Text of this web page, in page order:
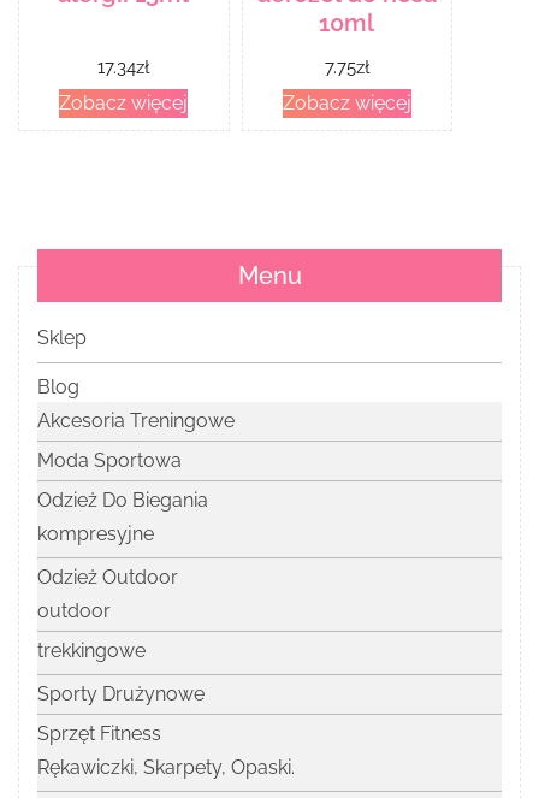
17.34zł
Zobacz więcej
10ml
7.75zł
Zobacz więcej
Menu
Sklep
Blog
Akcesoria Treningowe
Moda Sportowa
Odzież Do Biegania
kompresyjne
Odzież Outdoor
outdoor
trekkingowe
Sporty Drużynowe
Sprzęt Fitness
Rękawiczki, Skarpety, Opaski.